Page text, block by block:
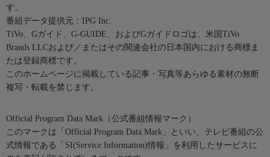
す。
番組データ提供元：IPG Inc.
TiVo、Gガイド、G-GUIDE、およびGガイドロゴは、米国TiVo
Brands LLCおよび／またはその関連会社の日本国内における商標ま
たは登録商標です。
このホームページに掲載している記事・写真等あらゆる素材の無断
複写・転載を禁じます。
Official Program Data Mark（公式番組情報マーク）
このマークは「Official Program Data Mark」といい、テレビ番組の公
式情報である「SI(Service Information)情報」を利用したサービスに